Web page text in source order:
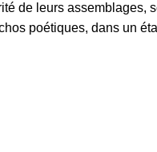
de leurs assemblages,
poétiques, dans un